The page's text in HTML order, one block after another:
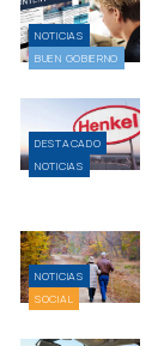
NOTICIAS
BUEN GOBIERNO
DESTACADO
NOTICIAS
NOTICIAS
SOCIAL